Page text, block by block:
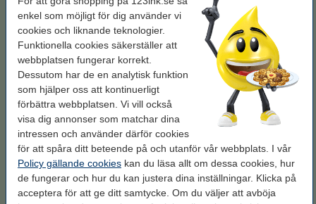
enkel som möjligt för dig använder vi
cookies och liknande teknologier.
Funktionella cookies säkerställer att
webbplatsen fungerar korrekt.
Dessutom har de en analytisk funktion
som hjälper oss att kontinuerligt
förbättra webbplatsen. Vi vill också
visa dig annonser som matchar dina
intressen och använder därför cookies
för att spåra ditt beteende på och utanför vår webbplats. I vår
Policy gällande cookies kan du läsa allt om dessa cookies, hur
de fungerar och hur du kan justera dina inställningar. Klicka på
acceptera för att ge ditt samtycke. Om du väljer att avböja
cyan
825 kr
magenta
825 kr
gul
Ohålat 500 ark
Kopieringspapper A4 80g | Zoom | 500 ark